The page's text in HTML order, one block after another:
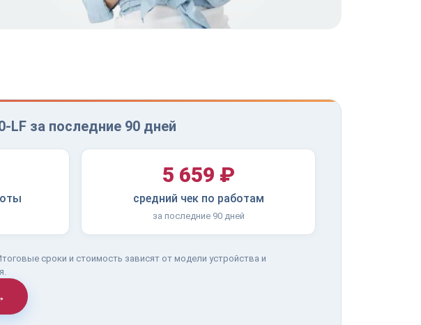
LF за последние 90 дней
5 659 ₽
средний чек по работам
за последние 90 дней
сроки и стоимость зависят от модели устройства и